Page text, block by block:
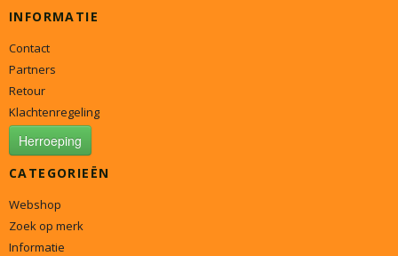
INFORMATIE
Contact
Partners
Retour
Klachtenregeling
Herroeping
CATEGORIEËN
Webshop
Zoek op merk
Informatie